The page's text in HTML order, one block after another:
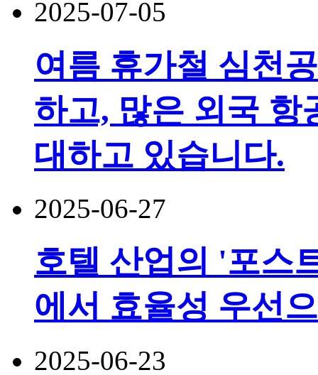
2025-07-05
여름 휴가철 심천
하고, 많은 외국 항
대하고 있습니다.
2025-06-27
호텔 산업의 '포스
에서 효율성 우선
2025-06-23